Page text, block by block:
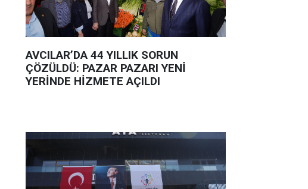
AVCILAR’DA 44 YILLIK SORUN
ÇÖZÜLDÜ: PAZAR PAZARI YENİ
YERİNDE HİZMETE AÇILDI